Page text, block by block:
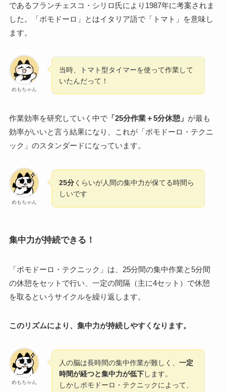
であるフランチェスコ・シリロ氏により1987年に考案されま
した。「ポモドーロ」とはイタリア語で「トマト」を意味し
ます。
めもちゃん
当時、トマト型タイマーを使って作業して
いたんだって！
作業効率を研究していく中で「25分作業＋5分休憩」 が最も
効率がいいと言う結果になり、これが「ポモドーロ・テクニ
ック」のスタンダードになっています。
めもちゃん
25分くらいが人間の集中力が保てる時間ら
しいです
集中力が持続できる！
「ポモドーロ・テクニック」は、25分間の集中作業と5分間
の休憩をセットで行い、一定の間隔（主に4セット）で休憩
を取るというサイクルを繰り返します。
このリズムにより、集中力が持続しやすくなります。
めもちゃん
人の脳は長時間の集中作業が難しく、一定
時間が経つと集中力が低下します。
しかしポモドーロ・テクニックによって、